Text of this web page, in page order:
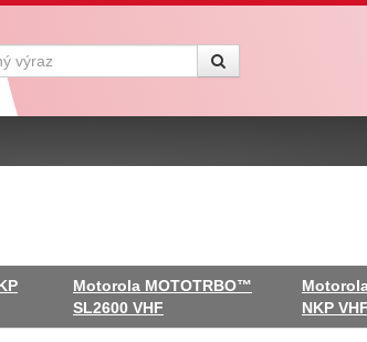
Motorola MOTOTRBO™
SL2600 VHF
NKP VHF